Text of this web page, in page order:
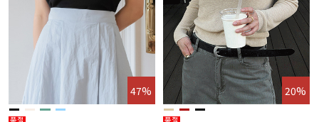
47% 20%